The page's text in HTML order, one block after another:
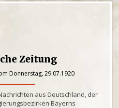
Zeitung
Donnerstag, 29.07.1920
aus Deutschland, der
Bayerns